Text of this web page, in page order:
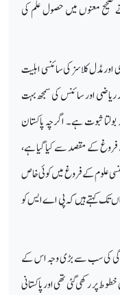
معنوں میں حصول علم کی
اور مڈل کلاسز کی سائنسی اہلیت
طلباء کے اندر ریاضی اور سائنس کی سمجھ بہت
ثبوت ہے۔ اگرچہ پاکستان
فروغ کے مقصد سے کیا گیا ہے،
علوم کے فروغ میں کوئی خاص
تک کہتے ہیں کہ پی اے ایس کو
کی سب سے بڑی وجہ اس کے
پر رکھی گئی تھی اور پاکستانی